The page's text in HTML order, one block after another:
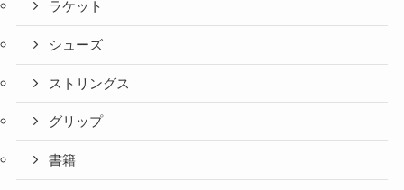
ラケット
シューズ
ストリングス
グリップ
書籍